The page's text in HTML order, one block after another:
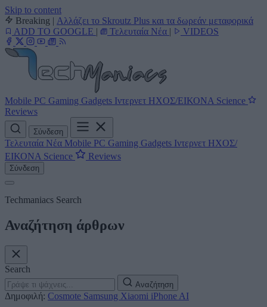
Skip to content
Breaking | Αλλάζει το Skroutz Plus και τα δωρεάν μεταφορικά
ADD TO GOOGLE | Τελευταία Νέα | VIDEOS
Mobile PC Gaming Gadgets Ιντερνετ ΗΧΟΣ/ΕΙΚΟΝΑ Science
Reviews
Σύνδεση
Τελευταία Νέα Mobile PC Gaming Gadgets Ιντερνετ ΗΧΟΣ/
ΕΙΚΟΝΑ Science Reviews
Σύνδεση
Techmaniacs Search
Αναζήτηση άρθρων
Search
Αναζήτηση
Δημοφιλή: Cosmote Samsung Xiaomi iPhone AI